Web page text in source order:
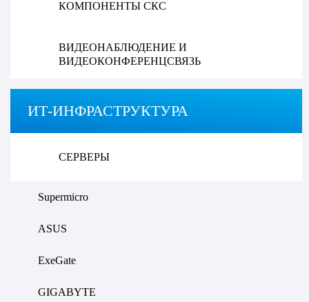
КОМПОНЕНТЫ СКС
ВИДЕОНАБЛЮДЕНИЕ И
ВИДЕОКОНФЕРЕНЦСВЯЗЬ
ИТ-ИНФРАСТРУКТУРА
СЕРВЕРЫ
Supermicro
ASUS
ExeGate
GIGABYTE